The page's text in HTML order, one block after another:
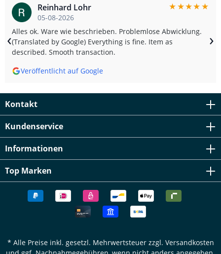
Reinhard Lohr
05-08-2026
★★★★★
Alles ok. Ware wie beschrieben. Problemlose Abwicklung.
(Translated by Google) Everything is fine. Item as
described. Smooth transaction.
Veröffentlicht auf Google
‹ ›
Kontakt
Kundenservice
Informationen
Top Marken
* Alle Preise inkl. gesetzl. Mehrwertsteuer zzgl. Versandkosten